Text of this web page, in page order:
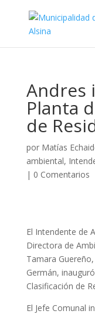
Andres
Planta
de
por Matías
ambiental,
| 0 Comentarios
El Intendente de
Directora de
Tamara
Germán,
Clasificación de
El Jefe Comunal